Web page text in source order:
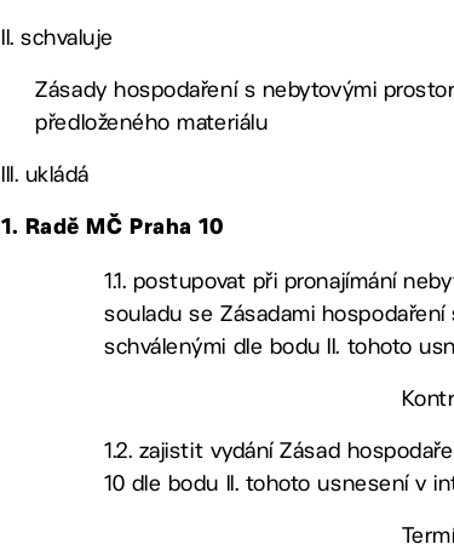
II. schvaluje
Zásady hospodaření s nebytovými
předloženého materiálu
III. ukládá
1. Radě MČ Praha 10
1.1. postupovat při pronajímání
souladu se Zásadami
schválenými dle bodu II. tohoto
1.2. zajistit vydání Zásad
10 dle bodu II. tohoto usnesení v